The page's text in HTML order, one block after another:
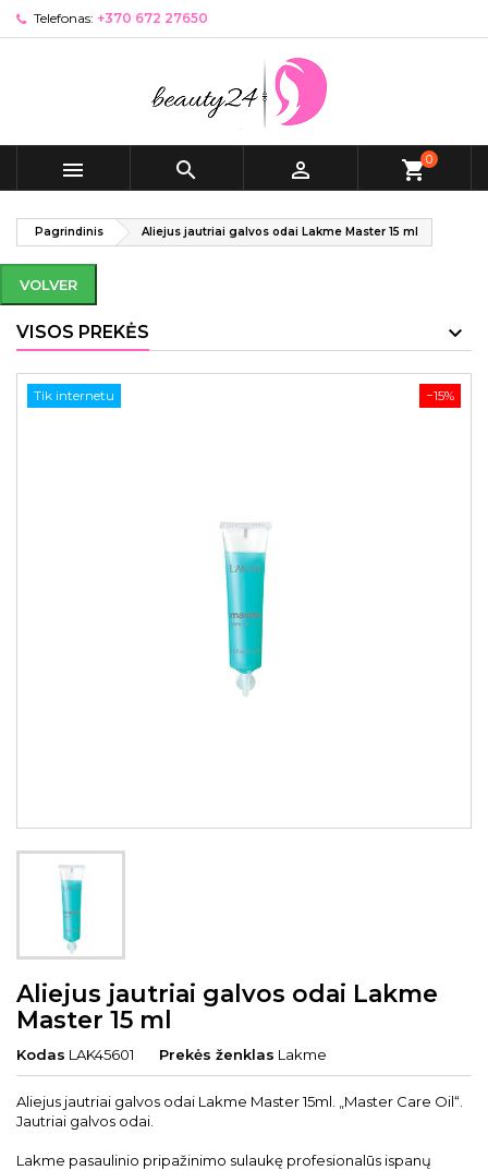
Telefonas: +370 672 27650
   shopping_cart0
Pagrindinis Aliejus jautriai galvos odai Lakme Master 15 ml
VOLVER
VISOS PREKĖS
−15%
Tik internetu
Aliejus jautriai galvos odai Lakme
Master 15 ml
Kodas LAK45601 Prekės ženklas Lakme
Aliejus jautriai galvos odai Lakme Master 15ml. „Master Care Oil“.
Jautriai galvos odai.
Lakme pasaulinio pripažinimo sulaukę profesionalūs ispanų